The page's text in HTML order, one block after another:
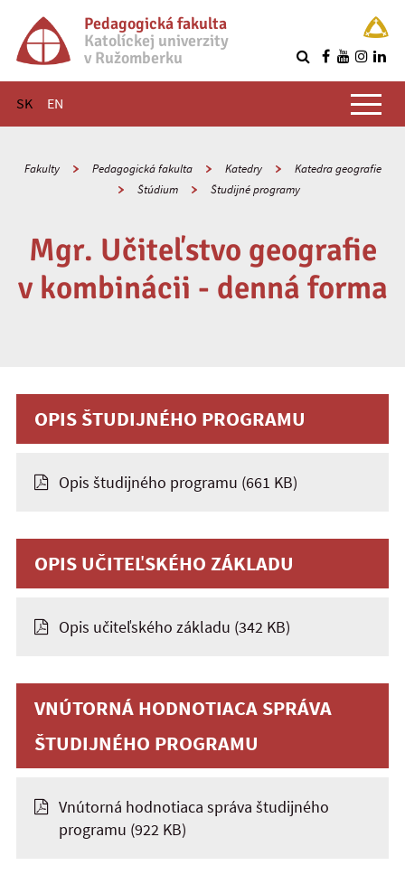
Pedagogická fakulta
Katolíckej univerzity
v Ružomberku
SK EN
Hlavné menu
Fakulty Pedagogická fakulta Katedry
Katedra geografie
Štúdium
Študijné programy
Mgr. Učiteľstvo geografie
v kombinácii - denná forma
OPIS ŠTUDIJNÉHO PROGRAMU
Opis študijného programu (661 KB)
OPIS UČITEĽSKÉHO ZÁKLADU
Opis učiteľského základu (342 KB)
VNÚTORNÁ HODNOTIACA SPRÁVA
ŠTUDIJNÉHO PROGRAMU
Vnútorná hodnotiaca správa študijného
programu (922 KB)